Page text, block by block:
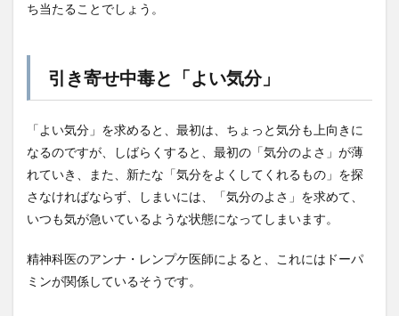
ち当たることでしょう。
引き寄せ中毒と「よい気分」
「よい気分」を求めると、最初は、ちょっと気分も上向きに
なるのですが、しばらくすると、最初の「気分のよさ」が薄
れていき、また、新たな「気分をよくしてくれるもの」を探
さなければならず、しまいには、「気分のよさ」を求めて、
いつも気が急いているような状態になってしまいます。
精神科医のアンナ・レンプケ医師によると、これにはドーパ
ミンが関係しているそうです。